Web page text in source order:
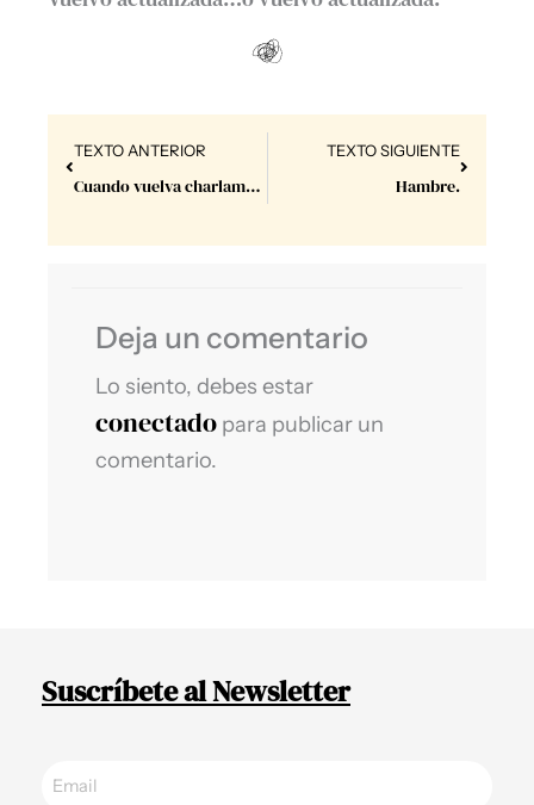
Prev
TEXTO ANTERIOR
Cuando vuelva charlamos.
TEXTO SIGUIENTE
Hambre.
Next
Deja un comentario
Lo siento, debes estar
conectado para publicar un
comentario.
Suscríbete al Newsletter